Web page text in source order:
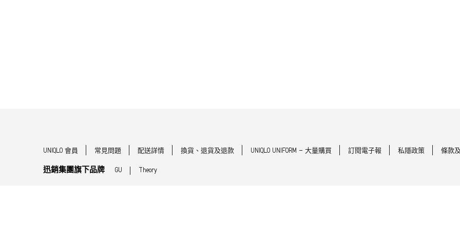
UNIQLO 會員 常見問題 配送詳情 換貨、退貨及退款 UNIQLO UNIFORM - 大量購買 訂閱電子報 私隱政策 條款
迅銷集團旗下品牌 GU Theory